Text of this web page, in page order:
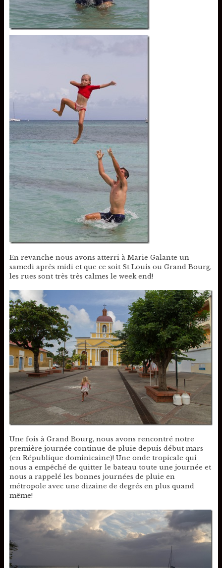
En revanche nous avons atterri à Marie Galante un
samedi après midi et que ce soit St Louis ou Grand Bourg,
les rues sont très très calmes le week end!
Une fois à Grand Bourg, nous avons rencontré notre
première journée continue de pluie depuis début mars
(en République dominicaine)! Une onde tropicale qui
nous a empêché de quitter le bateau toute une journée et
nous a rappelé les bonnes journées de pluie en
métropole avec une dizaine de degrés en plus quand
même!